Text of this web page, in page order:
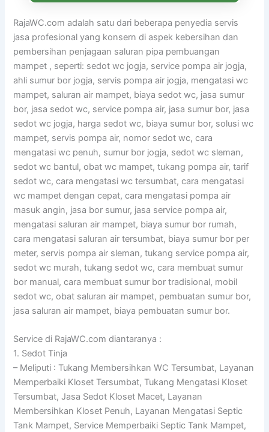
RajaWC.com adalah satu dari beberapa penyedia servis
jasa profesional yang konsern di aspek kebersihan dan
pembersihan penjagaan saluran pipa pembuangan
mampet , seperti: sedot wc jogja, service pompa air jogja,
ahli sumur bor jogja, servis pompa air jogja, mengatasi wc
mampet, saluran air mampet, biaya sedot wc, jasa sumur
bor, jasa sedot wc, service pompa air, jasa sumur bor, jasa
sedot wc jogja, harga sedot wc, biaya sumur bor, solusi wc
mampet, servis pompa air, nomor sedot wc, cara
mengatasi wc penuh, sumur bor jogja, sedot wc sleman,
sedot wc bantul, obat wc mampet, tukang pompa air, tarif
sedot wc, cara mengatasi wc tersumbat, cara mengatasi
wc mampet dengan cepat, cara mengatasi pompa air
masuk angin, jasa bor sumur, jasa service pompa air,
mengatasi saluran air mampet, biaya sumur bor rumah,
cara mengatasi saluran air tersumbat, biaya sumur bor per
meter, servis pompa air sleman, tukang service pompa air,
sedot wc murah, tukang sedot wc, cara membuat sumur
bor manual, cara membuat sumur bor tradisional, mobil
sedot wc, obat saluran air mampet, pembuatan sumur bor,
jasa saluran air mampet, biaya pembuatan sumur bor.
Service di RajaWC.com diantaranya :
1. Sedot Tinja
– Meliputi : Tukang Membersihkan WC Tersumbat, Layanan
Memperbaiki Kloset Tersumbat, Tukang Mengatasi Kloset
Tersumbat, Jasa Sedot Kloset Macet, Layanan
Membersihkan Kloset Penuh, Layanan Mengatasi Septic
Tank Mampet, Service Memperbaiki Septic Tank Mampet,